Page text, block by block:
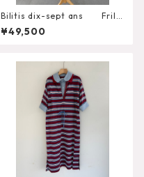
Bilitis dix-sept ans Frill
Tired Dress（Dot） 2913-7
17
¥49,500